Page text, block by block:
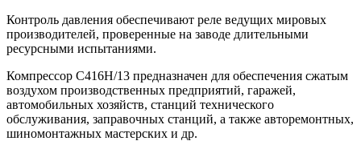
Контроль давления обеспечивают реле ведущих мировых
производителей, проверенные на заводе длительными
ресурсными испытаниями.
Компрессор С416Н/13 предназначен для обеспечения сжатым
воздухом производственных предприятий, гаражей,
автомобильных хозяйств, станций технического
обслуживания, заправочных станций, а также авторемонтных,
шиномонтажных мастерских и др.